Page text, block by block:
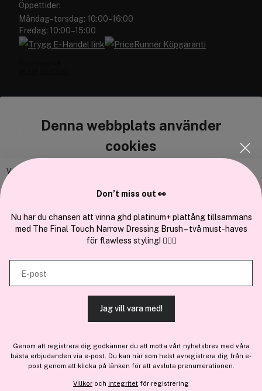
Denna webbplats använder
cookies
Vi använder enhetsidentifierare för att anpassa innehållet och
och annan information från din enhet till de sociala medier och annons-
och analysföretag som vi samarbetar med. Dessa kan i sin tur
kombinera informationen med annan information som du har
tillhandahållit eller som de har samlat in när du har använt deras
tjänster.
TILLÅT ALLA COOKIES
VISA DETALJER
Öppettider:
Måndag–torsdag: 10:00–16:00
Fredag: 10:00–15:00
Cocopanda.se
En del avBrandsdal Group AS
Don’t miss out 👀
Nu har du chansen att vinna ghd platinum+ plattång tillsammans
med The Final Touch Narrow Dressing Brush – två must-haves
för flawless styling! 💇‍♀️✨
E-post
Jag vill vara med!
Genom att registrera dig godkänner du att motta vårt nyhetsbrev med våra
bästa erbjudanden via e-post. Du kan när som helst avregistrera dig från e-
post genom att klicka på länken för att avsluta prenumerationen.
Villkor och integritet för registrering